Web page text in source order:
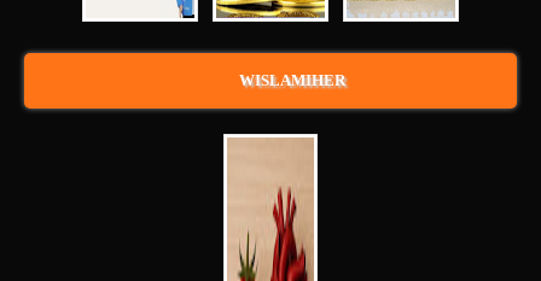
WISLAMIHER